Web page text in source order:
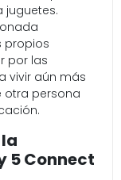
juguetes.
propios
por las
vivir aún más
otra persona
5 Connect